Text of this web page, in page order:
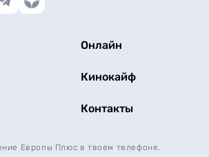
Онлайн
Кинокайф
Контакты
Европы Плюс в твоем телефоне.